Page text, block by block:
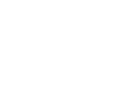
culinária